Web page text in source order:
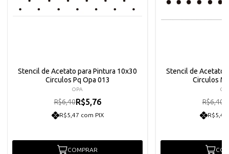
Stencil de Acetato para Pintura 10x30
Circulos Pq Opa 013
OPA
R$6,40R$5,76
R$5,47 com PIX
COMPRAR
Stencil de Acetato
Circulos
R$6,40
R$5,47